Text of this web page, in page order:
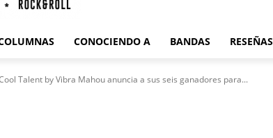
CONOCIENDO A BANDAS RESEÑAS
Talent by Vibra Mahou anuncia a sus seis ganadores para...